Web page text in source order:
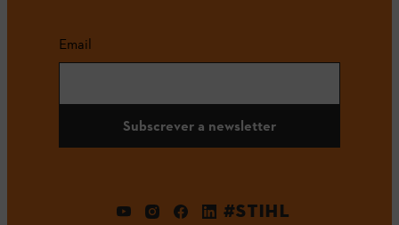
Email
Subscrever a newsletter
#STIHL